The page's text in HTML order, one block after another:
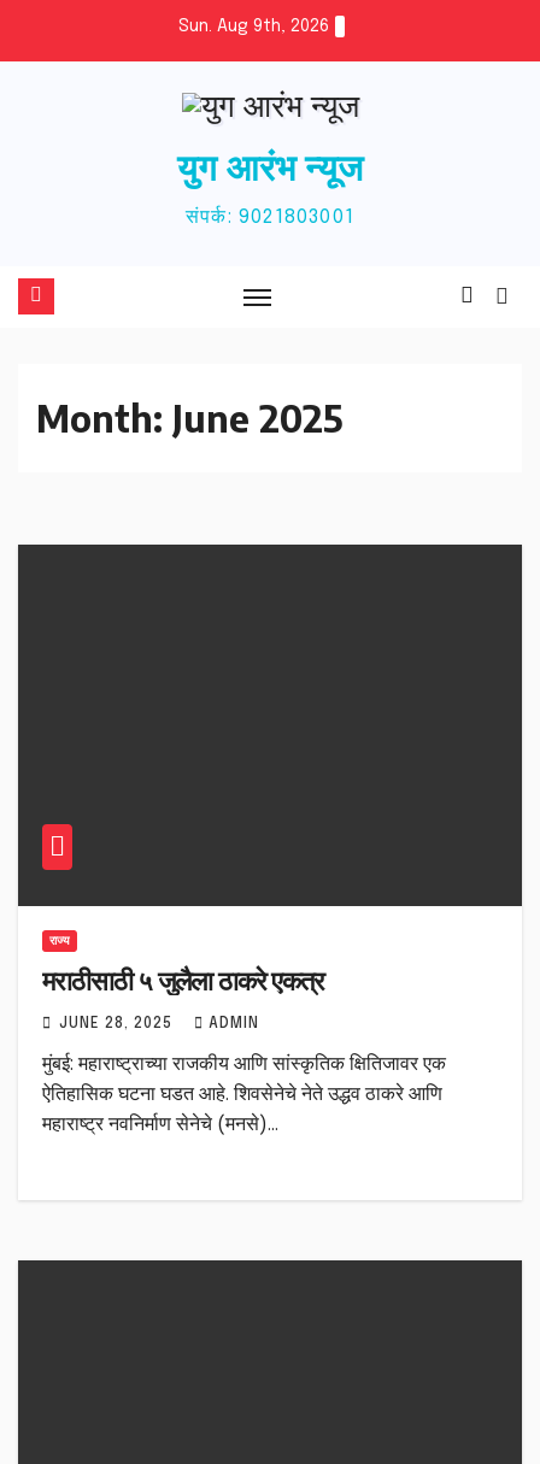
Sun. Aug 9th, 2026
युग आरंभ न्यूज
संपर्क: 9021803001
Month: June 2025
राज्य
मराठीसाठी ५ जुलैला ठाकरे एकत्र
JUNE 28, 2025 ADMIN
मुंबई: महाराष्ट्राच्या राजकीय आणि सांस्कृतिक क्षितिजावर एक
ऐतिहासिक घटना घडत आहे. शिवसेनेचे नेते उद्धव ठाकरे आणि
महाराष्ट्र नवनिर्माण सेनेचे (मनसे)…